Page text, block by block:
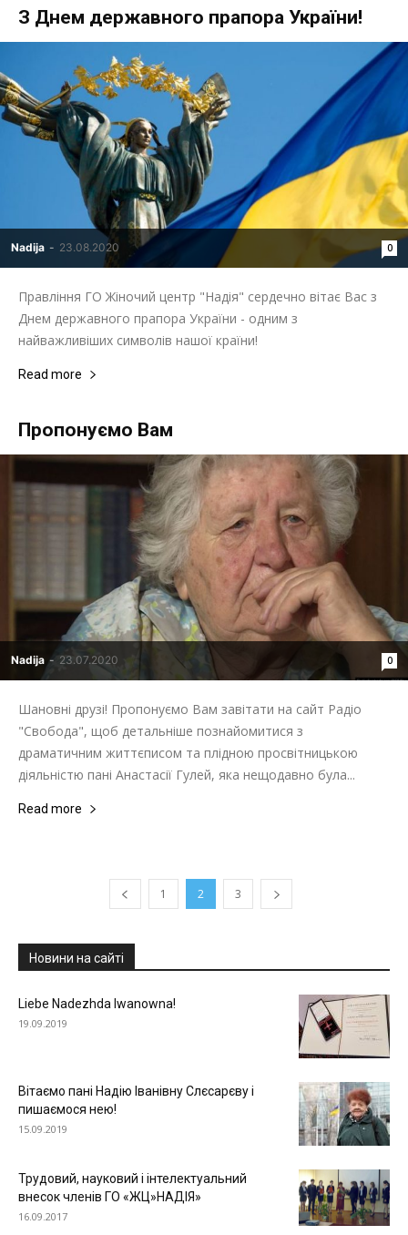
З Днем державного прапора України!
Nadija - 23.08.2020 0
Правління ГО Жіночий центр "Надія" сердечно вітає Вас з
Днем державного прапора України - одним з
найважливіших символів нашої країни!
Read more
Пропонуємо Вам
Nadija - 23.07.2020 0
Шановні друзі! Пропонуємо Вам завітати на сайт Радіо
"Свобода", щоб детальніше познайомитися з
драматичним життєписом та плідною просвітницькою
діяльністю пані Анастасії Гулей, яка нещодавно була...
Read more
1 2 3
Новини на сайті
Liebe Nadezhda Iwanowna!
19.09.2019
Вітаємо пані Надію Іванівну Слєсарєву і
пишаємося нею!
15.09.2019
Трудовий, науковий і інтелектуальний
внесок членів ГО «ЖЦ»НАДІЯ»
16.09.2017